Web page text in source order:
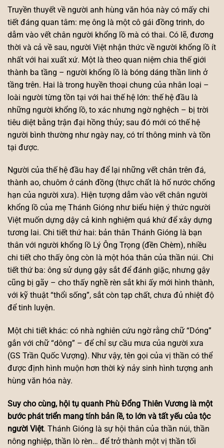
Truyền thuyết về người anh hùng văn hóa này có mấy chi
tiết đáng quan tâm: mẹ ông là một cô gái đồng trinh, do
dẫm vào vết chân người khổng lồ mà có thai. Có lẽ, đương
thời và cả về sau, người Việt nhận thức về người khổng lồ ít
nhất với hai xuất xứ. Một là theo quan niệm chia thế giới
thành ba tầng – người khổng lồ là bóng dáng thần linh ở
tầng trên. Hai là trong huyền thoại chung của nhân loại –
loài người từng tồn tại với hai thế hệ lớn: thế hệ đầu là
những người khổng lồ, to xác nhưng ngờ nghệch – bị trời
tiêu diệt bằng trận đại hồng thủy; sau đó mới có thế hệ
người bình thường như ngày nay, có trí thông minh và tồn
tại được.
Người của thế hệ đầu hay để lại những vết chân trên đá,
thành ao, chuôm ở cánh đồng (thực chất là hố nước chống
hạn của người xưa). Hiện tượng dẫm vào vết chân người
khổng lồ của mẹ Thánh Gióng như biểu hiện ý thức người
Việt muốn dựng dậy cả kinh nghiệm quá khứ để xây dựng
tương lai. Chi tiết thứ hai: bản thân Thánh Gióng là bạn
thân với người khổng lồ Lý Ông Trọng (đền Chèm), nhiều
chi tiết cho thấy ông còn là một hóa thân của thần núi. Chi
tiết thứ ba: ông sử dụng gậy sắt để đánh giặc, nhưng gậy
cũng bị gãy – cho thấy nghề rèn sắt khi ấy mới hình thành,
với kỹ thuật “thổi sống”, sắt còn tạp chất, chưa đủ nhiệt độ
để tinh luyện.
Một chi tiết khác: có nhà nghiên cứu ngờ rằng chữ “Dóng”
gắn với chữ “dông” – để chỉ sự cầu mưa của người xưa
(GS Trần Quốc Vượng). Như vậy, tên gọi của vị thần có thể
được định hình muộn hơn thời kỳ nảy sinh hình tượng anh
hùng văn hóa này.
Suy cho cùng, hội tụ quanh Phù Đổng Thiên Vương là một
bước phát triển mang tính bản lề, to lớn và tất yếu của tộc
người Việt. Thánh Gióng là sự hội thân của thần núi, thần
nông nghiệp, thần lò rèn… để trở thành một vị thần tối